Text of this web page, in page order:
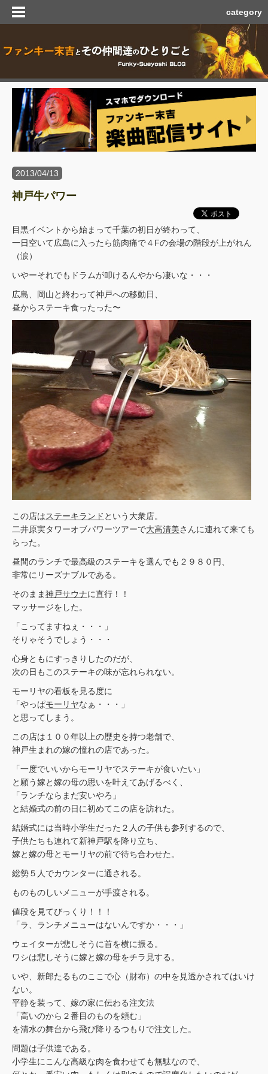
category
2013/04/13
神戸牛パワー
目黒イベントから始まって千葉の初日が終わって、
一日空いて広島に入ったら筋肉痛で４Fの会場の階段が上がれん
（涙）
いやーそれでもドラムが叩けるんやから凄いな・・・
広島、岡山と終わって神戸への移動日、
昼からステーキ食ったった〜
この店はステーキランド という大衆店。
二井原実タワーオブパワーツアーで大高清美さんに連れて来ても
らった。
昼間のランチで最高級のステーキを選んでも２９８０円、
非常にリーズナブルである。
そのまま神戸サウナに直行！！
マッサージをした。
「こってますねぇ・・・」
そりゃそうでしょう・・・
心身ともにすっきりしたのだが、
次の日もこのステーキの味が忘れられない。
モーリヤの看板を見る度に
「やっぱモーリヤなぁ・・・」
と思ってしまう。
この店は１００年以上の歴史を持つ老舗で、
神戸生まれの嫁の憧れの店であった。
「一度でいいからモーリヤでステーキが食いたい」
と願う嫁と嫁の母の思いを叶えてあげるべく、
「ランチならまだ安いやろ」
と結婚式の前の日に初めてこの店を訪れた。
結婚式には当時小学生だった２人の子供も参列するので、
子供たちも連れて新神戸駅を降り立ち、
嫁と嫁の母とモーリヤの前で待ち合わせた。
総勢５人でカウンターに通される。
ものものしいメニューが手渡される。
値段を見てびっくり！！！
「ラ、ランチメニューはないんですか・・・」
ウェイターが悲しそうに首を横に振る。
ワシは悲しそうに嫁と嫁の母をチラ見する。
いや、新郎たるものここで心（財布）の中を見透かされてはいけ
ない。
平静を装って、嫁の家に伝わる注文法
「高いのから２番目のものを頼む」
を清水の舞台から飛び降りるつもりで注文した。
問題は子供達である。
小学生にこんな高級な肉を食わせても無駄なので、